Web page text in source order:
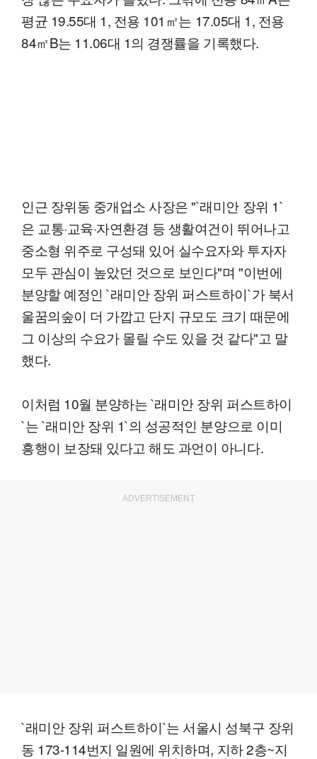
평균 19.55대 1, 전용 101㎡는 17.05대 1, 전용
84㎡B는 11.06대 1의 경쟁률을 기록했다.
인근 장위동 중개업소 사장은 "`래미안 장위 1`
은 교통·교육·자연환경 등 생활여건이 뛰어나고
중소형 위주로 구성돼 있어 실수요자와 투자자
모두 관심이 높았던 것으로 보인다"며 "이번에
분양할 예정인 `래미안 장위 퍼스트하이`가 북서
울꿈의숲이 더 가깝고 단지 규모도 크기 때문에
그 이상의 수요가 몰릴 수도 있을 것 같다"고 말
했다.
이처럼 10월 분양하는 `래미안 장위 퍼스트하이
`는 `래미안 장위 1`의 성공적인 분양으로 이미
흥행이 보장돼 있다고 해도 과언이 아니다.
ADVERTISEMENT
`래미안 장위 퍼스트하이`는 서울시 성북구 장위
동 173-114번지 일원에 위치하며, 지하 2층~지